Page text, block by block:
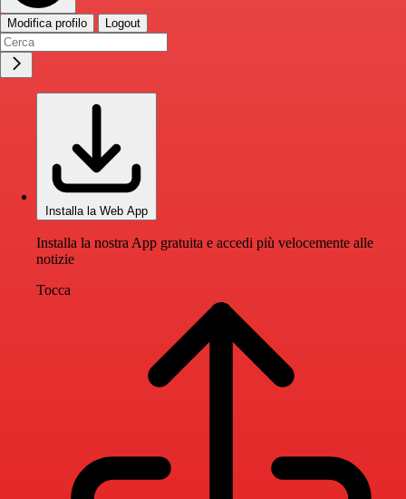
Modifica profilo Logout
Installa la Web App
Installa la nostra App gratuita e accedi più velocemente alle
notizie
Tocca